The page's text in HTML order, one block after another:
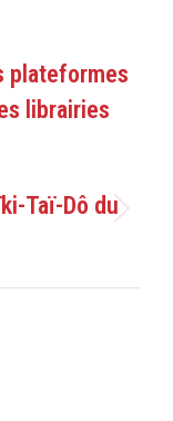
plateformes
librairies
Taï-Dô du